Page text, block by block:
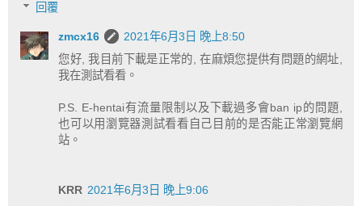
回覆
zmcx16
2021年6月3日 晚上8:50
您好, 我目前下載是正常的, 在麻煩您提供有問題的網址,
我在測試看看。
P.S. E-hentai有流量限制以及下載過多會ban ip的問題,
也可以用瀏覽器測試看看自己目前的是否能正常瀏覽網
站。
KRR 2021年6月3日 晚上9:06